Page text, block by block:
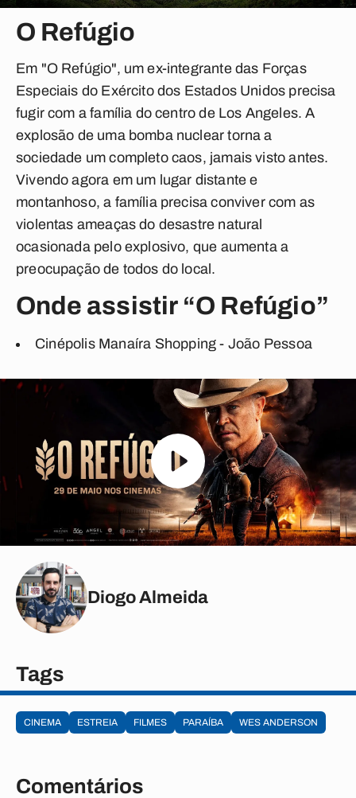
O Refúgio
Em "O Refúgio", um ex-integrante das Forças
Especiais do Exército dos Estados Unidos precisa
fugir com a família do centro de Los Angeles. A
explosão de uma bomba nuclear torna a
sociedade um completo caos, jamais visto antes.
Vivendo agora em um lugar distante e
montanhoso, a família precisa conviver com as
violentas ameaças do desastre natural
ocasionada pelo explosivo, que aumenta a
preocupação de todos do local.
Onde assistir “O Refúgio”
Cinépolis Manaíra Shopping - João Pessoa
Diogo Almeida
Tags
CINEMA ESTREIA FILMES PARAÍBA WES ANDERSON
Comentários